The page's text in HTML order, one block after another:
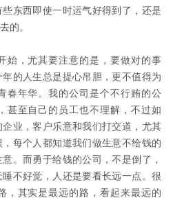
东西即使一时运气好得到了，还是
的。
始，尤其要注意的是，要做对的事
的人生总是提心吊胆，更不值得为
春年华。我的公司是个不行贿的公
甚至自己的员工也不理解，不过如
业，客户乐意和我们打交道，尤其
每个人都知道我们做生意不给钱的
。而勇于给钱的公司，不是倒了，
不好觉，人还是要看长远一点。很
，其实是最远的路，看起来最远的